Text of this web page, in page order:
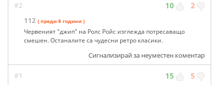
#2 10 2
112 ( преди 8 години )
Червеният "джип" на Ролс Ройс изглежда потресаващо
смешен. Останалите са чудесни ретро класики.
Сигнализирай за неуместен коментар
#1 15 5